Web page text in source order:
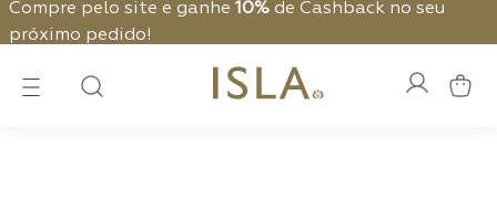
Compre pelo site e ganhe 10% de Cashback no seu
próximo pedido!